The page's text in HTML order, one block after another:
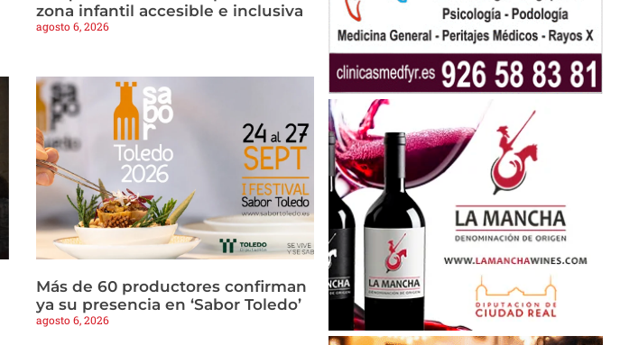
zona infantil accesible e inclusiva
agosto 6, 2026
Más de 60 productores confirman
ya su presencia en ‘Sabor Toledo’
agosto 6, 2026